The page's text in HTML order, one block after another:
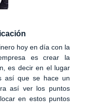
hoy en día con la
es crear la
es decir en el lugar
así que se hace un
así ver los puntos
en estos puntos